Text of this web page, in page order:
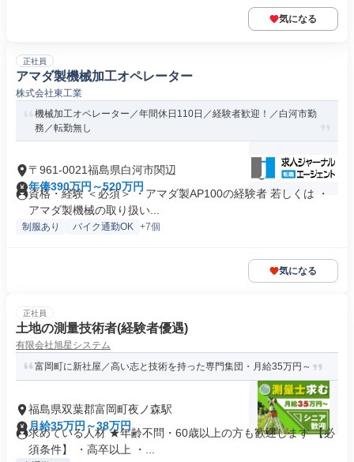
気になる
正社員
アマダ製機械加工オペレーター
株式会社東工業
機械加工オペレーター／年間休日110日／経験者歓迎！／白河市勤
務／転勤無し
〒961-0021福島県白河市関辺
年俸390万円～520万円
資格・経験 ＜必須＞ ・アマダ製AP100の経験者 若しくは ・
アマダ製機械の取り扱い...
制服あり バイク通勤OK +7個
気になる
正社員
土地の測量技術者(経験者優遇)
有限会社旭星システム
富岡町に新社屋／高い志と技術を持った専門集団・月給35万円～
福島県双葉郡富岡町夜ノ森駅
月給35万円～38万円
求めている人材 ★年齢不問・60歳以上の方も歓迎します 【必
須条件】 ・高卒以上 ・...